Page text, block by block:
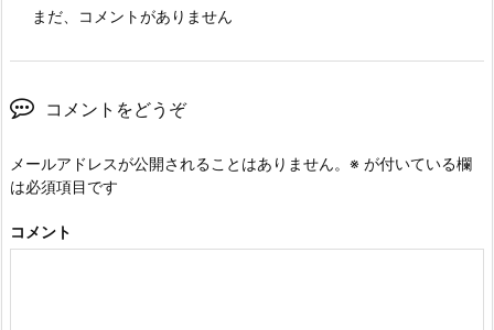
まだ、コメントがありません
コメントをどうぞ
メールアドレスが公開されることはありません。 ※ が付いている欄
は必須項目です
コメント